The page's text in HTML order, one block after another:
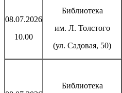
08.07.2026
10.00
Библиотека
им. Л. Толстого
(ул. Садовая, 50)
Библиотека